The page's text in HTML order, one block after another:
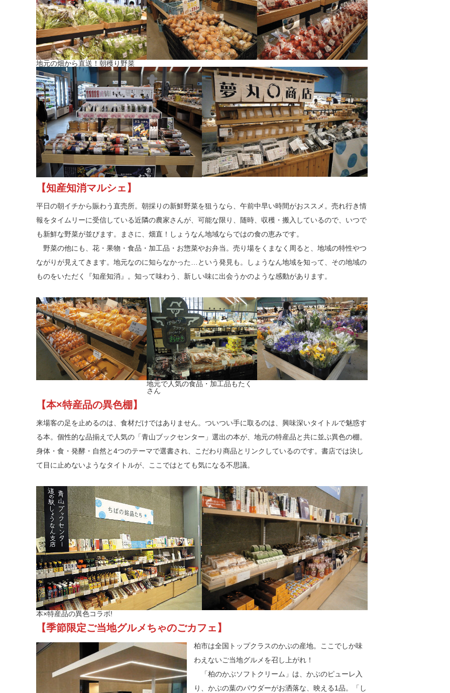
地元の畑から直送！朝穫り野菜
【知産知消マルシェ】
平日の朝イチから賑わう直売所。朝採りの新鮮野菜を狙うなら、午前中早い時間がおススメ。売れ行き情
報をタイムリーに受信している近隣の農家さんが、可能な限り、随時、収穫・搬入しているので、いつで
も新鮮な野菜が並びます。まさに、畑直！しょうなん地域ならではの食の恵みです。
野菜の他にも、花・果物・食品・加工品・お惣菜やお弁当。売り場をくまなく周ると、地域の特性やつ
ながりが見えてきます。地元なのに知らなかった…という発見も。しょうなん地域を知って、その地域の
ものをいただく『知産知消』。知って味わう、新しい味に出会うかのような感動があります。
地元で人気の食品・加工品もたく
さん
【本×特産品の異色棚】
来場客の足を止めるのは、食材だけではありません。ついつい手に取るのは、興味深いタイトルで魅惑す
る本。個性的な品揃えで人気の「青山ブックセンター」選出の本が、地元の特産品と共に並ぶ異色の棚。
身体・食・発酵・自然と4つのテーマで選書され、こだわり商品とリンクしているのです。書店では決し
て目に止めないようなタイトルが、ここではとても気になる不思議。
本×特産品の異色コラボ!
【季節限定ご当地グルメちゃのごカフェ】
柏市は全国トップクラスのかぶの産地。ここでしか味
わえないご当地グルメを召し上がれ！
「柏のかぶソフトクリーム」は、かぶのピューレ入
り、かぶの葉のパウダーがお洒落な、映える1品。「し